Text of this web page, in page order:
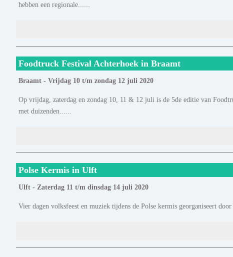
hebben een regionale......
Foodtruck Festival Achterhoek in Braamt
Braamt - Vrijdag 10 t/m zondag 12 juli 2020
Op vrijdag, zaterdag en zondag 10, 11 & 12 juli is de 5de editie van
met duizenden......
Polse Kermis in Ulft
Ulft - Zaterdag 11 t/m dinsdag 14 juli 2020
Vier dagen volksfeest en muziek tijdens de Polse kermis georganiseert